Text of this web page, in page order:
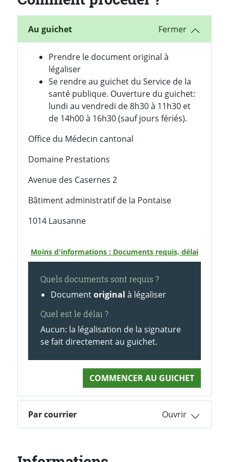
Au guichet
Prendre le document original à
légaliser
Se rendre au guichet du Service de la
santé publique. Ouverture du guichet:
lundi au vendredi de 8h30 à 11h30 et
de 14h00 à 16h30 (sauf jours fériés).
Office du Médecin cantonal
Domaine Prestations
Avenue des Casernes 2
Bâtiment administratif de la Pontaise
1014 Lausanne
Moins d'informations : Documents requis, délai
Quels documents sont requis ?
Documentoriginal à légaliser
Quel est le délai ?
Aucun: la légalisation de la signature
se fait directement au guichet.
COMMENCER AU GUICHET
Par courrier